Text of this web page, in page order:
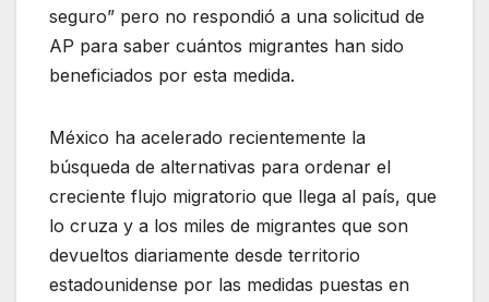
seguro” pero no respondió a una solicitud de
AP para saber cuántos migrantes han sido
beneficiados por esta medida.
México ha acelerado recientemente la
búsqueda de alternativas para ordenar el
creciente flujo migratorio que llega al país, que
lo cruza y a los miles de migrantes que son
devueltos diariamente desde territorio
estadounidense por las medidas puestas en